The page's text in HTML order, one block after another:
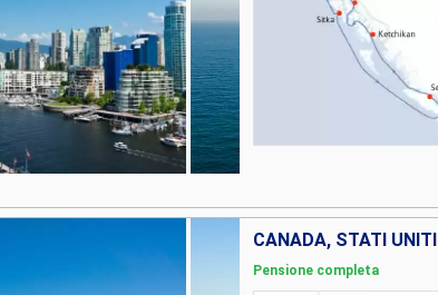
CANADA, STATI UNITI
Pensione completa